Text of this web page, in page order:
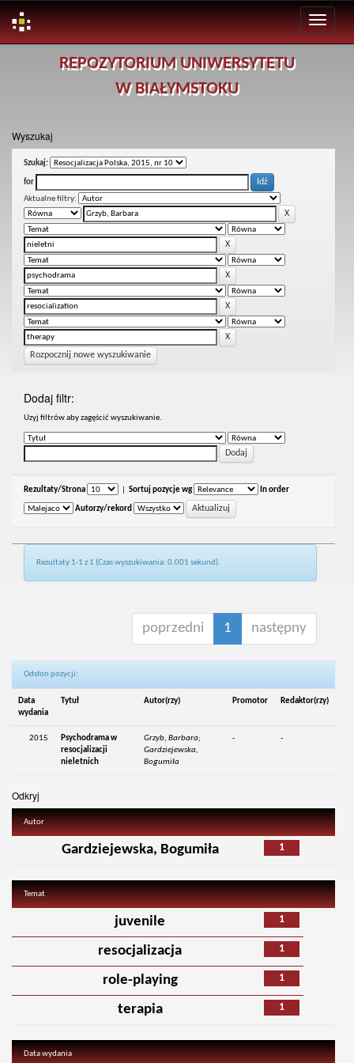
REPOZYTORIUM UNIWERSYTETU
W BIAŁYMSTOKU
Wyszukaj
Szukaj:
for
Aktualne filtry:
Rozpocznij nowe wyszukiwanie
Dodaj filtr:
Uzyj filtrów aby zagęścić wyszukiwanie.
Rezultaty/Strona Sortuj pozycje wg In order
Autorzy/rekord
Rezultaty 1-1 z 1 (Czas wyszukiwania: 0.001 sekund).
poprzedni 1 następny
Odsłon pozycji:
Data
wydania
Tytuł Autor(rzy) Promotor Redaktor(rzy)
2015
Psychodrama w
resocjalizacji
nieletnich
Grzyb, Barbara;
Gardziejewska,
Bogumiła
- -
Odkryj
Autor
1
Gardziejewska, Bogumiła
Temat
1
juvenile
1
resocjalizacja
1
role-playing
1
terapia
Data wydania